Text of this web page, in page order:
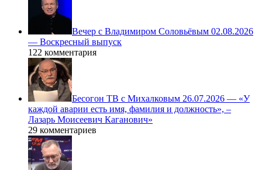
Вечер с Владимиром Соловьёвым 02.08.2026
— Воскресный выпуск
122 комментария
Бесогон ТВ с Михалковым 26.07.2026 — «У
каждой аварии есть имя, фамилия и должность», –
Лазарь Моисеевич Каганович»
29 комментариев